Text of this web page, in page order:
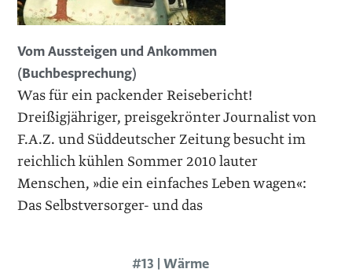
Vom Aussteigen und Ankommen
(Buchbesprechung)
Was für ein packender Reisebericht!
Dreißigjähriger, preisgekrönter Journalist von
F.A.Z. und Süddeutscher Zeitung besucht im
reichlich kühlen Sommer 2010 lauter
Menschen, »die ein einfaches Leben wagen«:
Das Selbstversorger- und das
#13 | Wärme